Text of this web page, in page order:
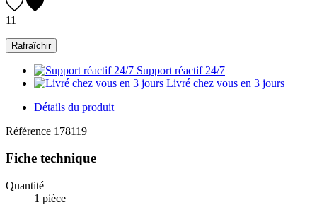
11
Support réactif 24/7
Livré chez vous en 3 jours
Détails du produit
Référence 178119
Fiche technique
Quantité
1 pièce